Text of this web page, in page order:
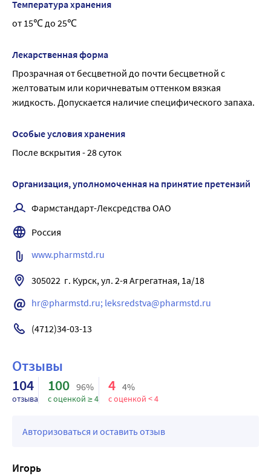
Влияние на способность управлять транспортными
Препарат не оказывает влияния на способность
управлять транспортными средствами и работать с
механизмами.
препарата.
грибов, что вызывает последующее разрушение клеток.
Температура хранения
от 15℃ до 25℃
Лекарственная форма
Прозрачная от бесцветной до почти бесцветной с
желтоватым или коричневатым оттенком вязкая
жидкость. Допускается наличие специфического запаха.
Особые условия хранения
После вскрытия - 28 суток
Организация, уполномоченная на принятие претензий
Фармстандарт-Лексредства ОАО
Россия
www.pharmstd.ru
305022  г. Курск, ул. 2-я Агрегатная, 1а/18
hr@pharmstd.ru; leksredstva@pharmstd.ru
(4712)34-03-13
Отзывы
104
отзыва
100 96%
с оценкой ≥ 4
4 4%
с оценкой < 4
Авторизоваться и оставить отзыв
Игорь